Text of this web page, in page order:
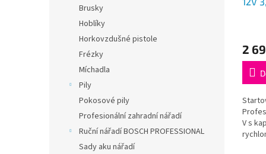
Brusky
Hoblíky
Horkovzdušné pistole
Frézky
Míchadla
Pily
Pokosové pily
Profesionální zahradní nářadí
Ruční nářadí BOSCH PROFESSIONAL
Sady aku nářadí
2
V s